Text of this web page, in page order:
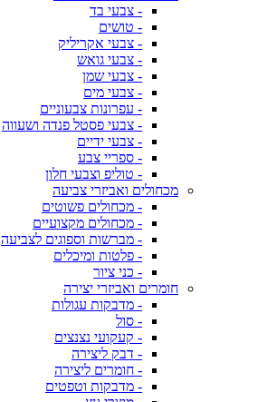
- צבעי בד
- טושים
- צבעי אקריליק
- צבעי גואש
- צבעי שמן
- צבעי מים
- עפרונות צבעוניים
- צבעי פסטל פנדה ושעווה
- צבעי ידיים
- ספריי צבע
- טוליפ וצבעי חלון
מכחולים ואביזרי צביעה
- מכחולים פשוטים
- מכחולים מקצועיים
- מברשות וספוגים לצביעה
- פלטות ומיכלים
- כני ציור
חומרים ואביזרי יצירה
- מדבקות עגולות
- סול
- קעקועי נצנצים
- דבק ליצירה
- חומרים ליצירה
- מדבקות וטפטים